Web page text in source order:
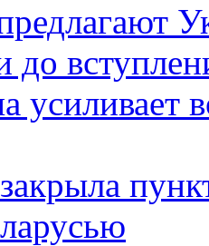
до
усиливает